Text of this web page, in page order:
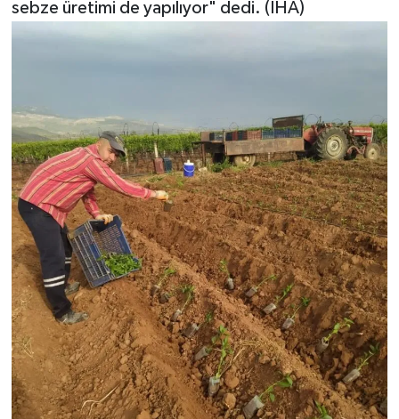
sebze üretimi de yapılıyor" dedi. (İHA)